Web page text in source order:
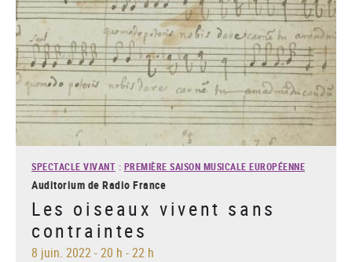
SPECTACLE VIVANT : PREMIÈRE SAISON MUSICALE EUROPÉENNE
Auditorium de Radio France
Les oiseaux vivent sans
contraintes
8 juin. 2022-20 h - 22 h